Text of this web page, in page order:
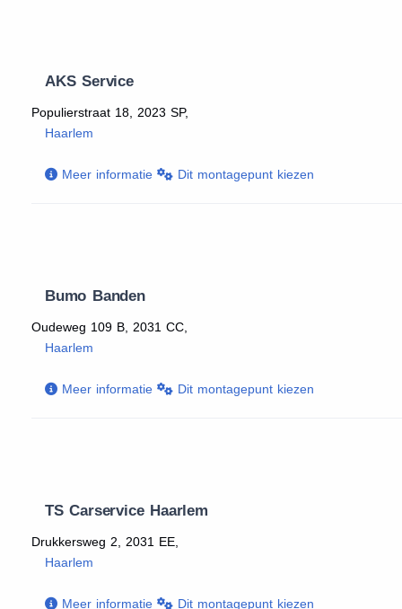
AKS Service
Populierstraat 18, 2023 SP,
Haarlem
Meer informatie Dit montagepunt kiezen
Bumo Banden
Oudeweg 109 B, 2031 CC,
Haarlem
Meer informatie Dit montagepunt kiezen
TS Carservice Haarlem
Drukkersweg 2, 2031 EE,
Haarlem
Meer informatie Dit montagepunt kiezen